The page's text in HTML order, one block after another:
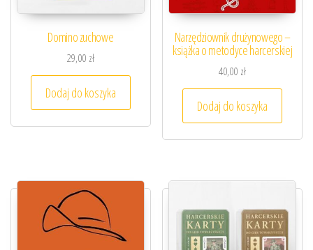
Domino zuchowe
29,00 zł
Dodaj do koszyka
Narzędziownik drużynowego –
książka o metodyce harcerskiej
40,00 zł
Dodaj do koszyka